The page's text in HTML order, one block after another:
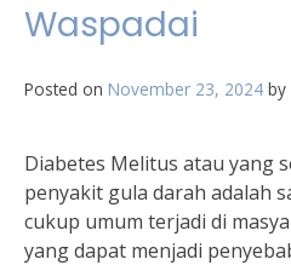
Waspadai
Posted on November 23, 2024 by
Diabetes Melitus atau yang
penyakit gula darah adalah
cukup umum terjadi di
yang dapat menjadi